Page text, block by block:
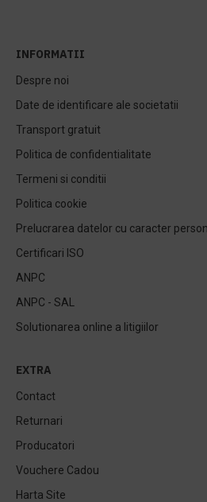
INFORMATII
Despre noi
Date de identificare ale societatii
Transport gratuit
Politica de confidentialitate
Termeni si conditii
Politica cookie
Prelucrarea datelor cu caracter
Certificari ISO
ANPC
ANPC - SAL
Solutionarea online a litigiilor
EXTRA
Contact
Returnari
Producatori
Vouchere Cadou
Harta Site